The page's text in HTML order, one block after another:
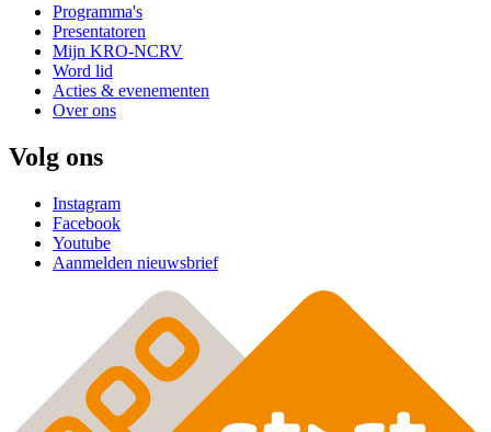
Programma's
Presentatoren
Mijn KRO-NCRV
Word lid
Acties & evenementen
Over ons
Volg ons
Instagram
Facebook
Youtube
Aanmelden nieuwsbrief